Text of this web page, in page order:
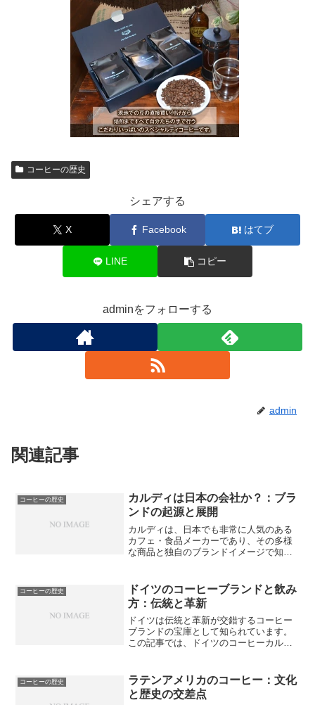
コーヒーの歴史
シェアする
X Facebook はてブ
LINE コピー
adminをフォローする
admin
関連記事
コーヒーの歴史
カルディは日本の会社か？：ブラ
ンドの起源と展開
カルディは、日本でも非常に人気のある
カフェ・食品メーカーであり、その多様
な商品と独自のブランドイメージで知ら
について疑問を抱いているかもしれませ
ん。本記事では、カルディ...
コーヒーの歴史
ドイツのコーヒーブランドと飲み
方：伝統と革新
ドイツは伝統と革新が交錯するコーヒー
ブランドの宝庫として知られています。
この記事では、ドイツのコーヒーカルチ
レンドが反映された伝統的なコーヒーの
飲み方や革新的な飲み方に...
コーヒーの歴史
ラテンアメリカのコーヒー：文化
と歴史の交差点